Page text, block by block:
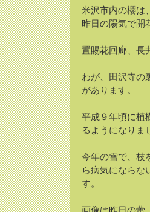
米沢市内の櫻は
昨日の陽気で開
置賜花回廊、長
わが、田沢寺の
があります。
平成９年頃に植
るようになりま
今年の雪で、枝
ら病気にならな
す。
画像は昨日の蕾。